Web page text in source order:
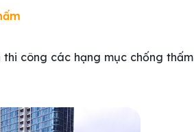
công các hạng mục chống thấm